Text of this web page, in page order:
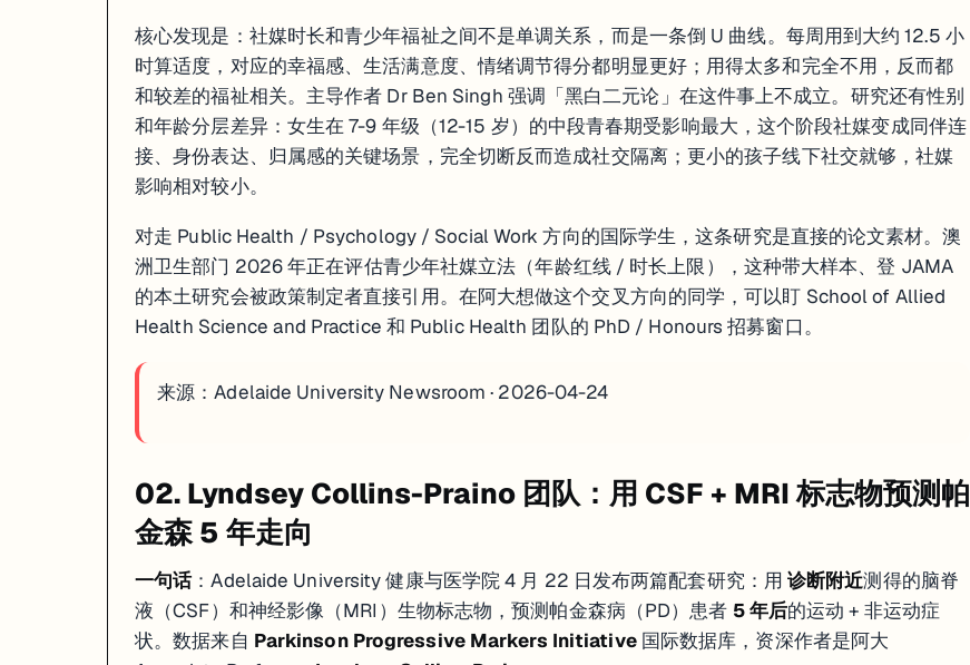
核心发现是：社媒时长和青少年福祉之间不是单调关系，而是一条倒 U 曲线。每周用到大约 12.5 小
时算适度，对应的幸福感、生活满意度、情绪调节得分都明显更好；用得太多和完全不用，反而都
和较差的福祉相关。主导作者 Dr Ben Singh 强调「黑白二元论」在这件事上不成立。研究还有性别
和年龄分层差异：女生在 7-9 年级（12-15 岁）的中段青春期受影响最大，这个阶段社媒变成同伴连
接、身份表达、归属感的关键场景，完全切断反而造成社交隔离；更小的孩子线下社交就够，社媒
影响相对较小。
对走 Public Health / Psychology / Social Work 方向的国际学生，这条研究是直接的论文素材。澳
洲卫生部门 2026 年正在评估青少年社媒立法（年龄红线 / 时长上限），这种带大样本、登 JAMA
的本土研究会被政策制定者直接引用。在阿大想做这个交叉方向的同学，可以盯 School of Allied
Health Science and Practice 和 Public Health 团队的 PhD / Honours 招募窗口。
来源：Adelaide University Newsroom · 2026-04-24
02. Lyndsey Collins-Praino 团队：用 CSF + MRI 标志物预测帕
金森 5 年走向
一句话：Adelaide University 健康与医学院 4 月 22 日发布两篇配套研究：用诊断附近测得的脑脊
液（CSF）和神经影像（MRI）生物标志物，预测帕金森病（PD）患者 5 年后的运动 + 非运动症
状。数据来自 Parkinson Progressive Markers Initiative国际数据库，资深作者是阿大